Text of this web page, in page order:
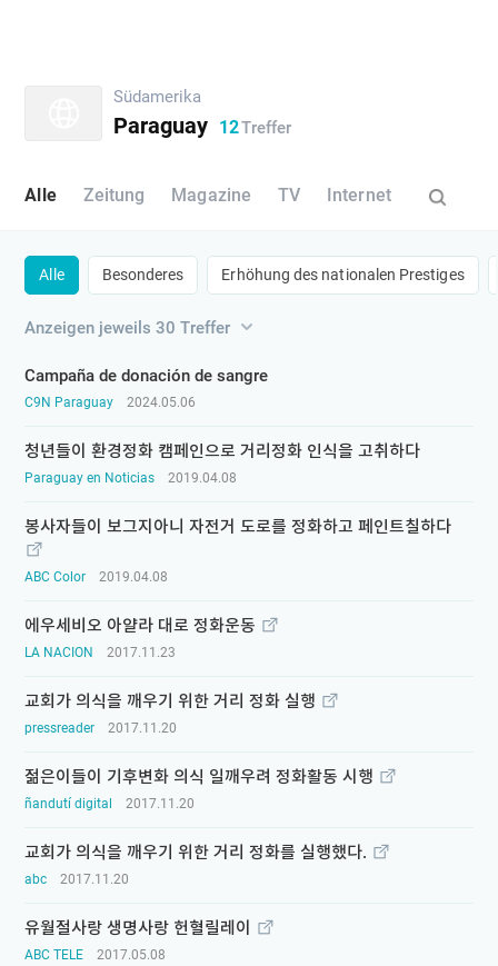
​Südamerika
Paraguay 12Treffer
Alle Zeitung ​Magazine TV Internet
Alle Besonderes ​Erhöhung des nationalen Prestiges​
Anzeigen jeweils 30 Treffer
Campaña de donación de sangre
C9N Paraguay 2024.05.06
청년들이 환경정화 캠페인으로 거리정화 인식을 고취하다
Paraguay en Noticias 2019.04.08
봉사자들이 보그지아니 자전거 도로를 정화하고 페인트칠하다
ABC Color 2019.04.08
에우세비오 아얄라 대로 정화운동
LA NACION 2017.11.23
교회가 의식을 깨우기 위한 거리 정화 실행
pressreader 2017.11.20
젊은이들이 기후변화 의식 일깨우려 정화활동 시행
ñandutí digital 2017.11.20
교회가 의식을 깨우기 위한 거리 정화를 실행했다.
abc 2017.11.20
유월절사랑 생명사랑 헌혈릴레이
ABC TELE 2017.05.08